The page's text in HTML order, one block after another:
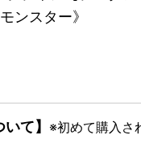
ンスター》
て】 ※初めて購入さ